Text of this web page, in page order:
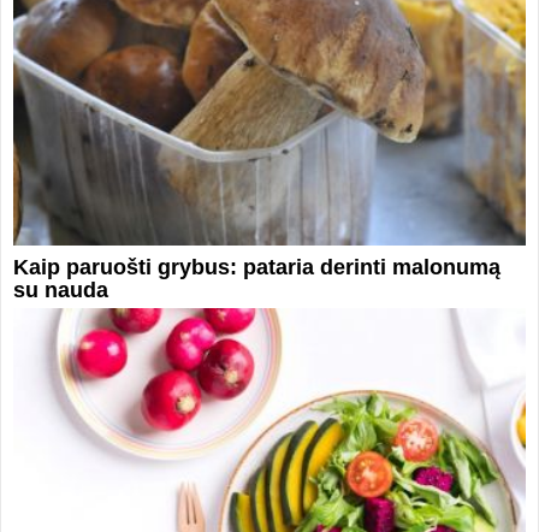
Kaip paruošti grybus: pataria derinti malonumą
su nauda